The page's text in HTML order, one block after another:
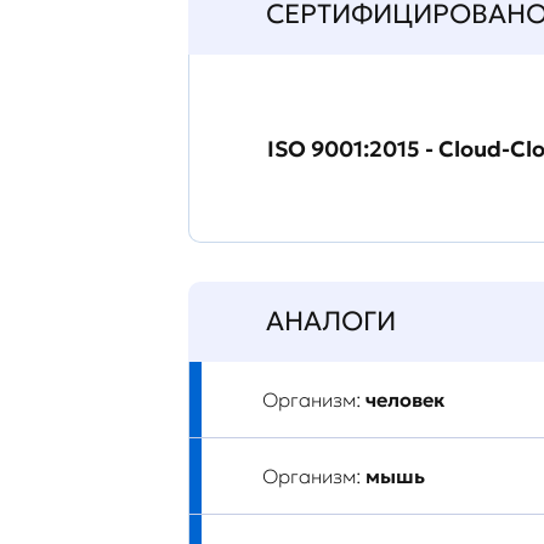
ISO 9001:2015 - Cloud-
АНАЛОГИ
Организм: человек
Организм: мышь